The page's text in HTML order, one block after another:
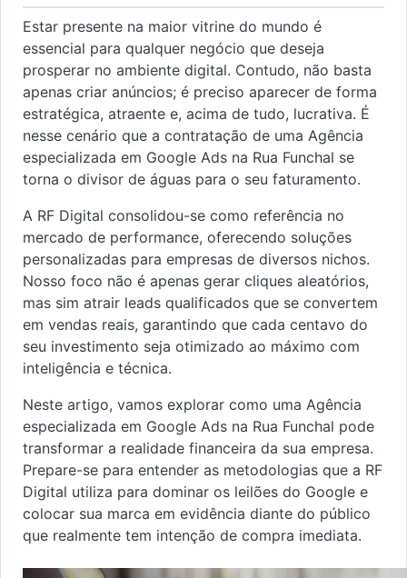
Estar presente na maior vitrine do mundo é
essencial para qualquer negócio que deseja
prosperar no ambiente digital. Contudo, não basta
apenas criar anúncios; é preciso aparecer de forma
estratégica, atraente e, acima de tudo, lucrativa. É
nesse cenário que a contratação de uma Agência
especializada em Google Ads na Rua Funchal se
torna o divisor de águas para o seu faturamento.
A RF Digital consolidou-se como referência no
mercado de performance, oferecendo soluções
personalizadas para empresas de diversos nichos.
Nosso foco não é apenas gerar cliques aleatórios,
mas sim atrair leads qualificados que se convertem
em vendas reais, garantindo que cada centavo do
seu investimento seja otimizado ao máximo com
inteligência e técnica.
Neste artigo, vamos explorar como uma Agência
especializada em Google Ads na Rua Funchal pode
transformar a realidade financeira da sua empresa.
Prepare-se para entender as metodologias que a RF
Digital utiliza para dominar os leilões do Google e
colocar sua marca em evidência diante do público
que realmente tem intenção de compra imediata.